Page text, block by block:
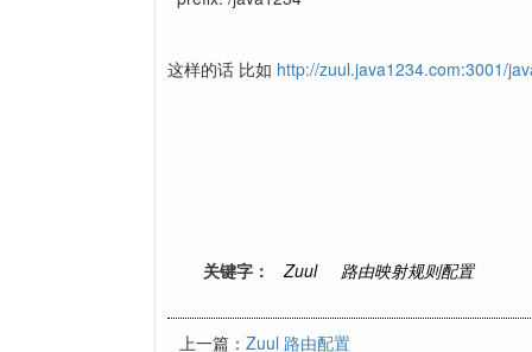
这样的话 比如 http://zuul.java1234.com:3001/
关键字： Zuul 路由映射规则配置
上一篇： Zuul 路由配置